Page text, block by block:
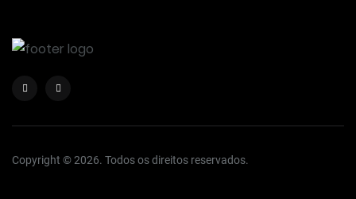
Copyright © 2026. Todos os direitos reservados.